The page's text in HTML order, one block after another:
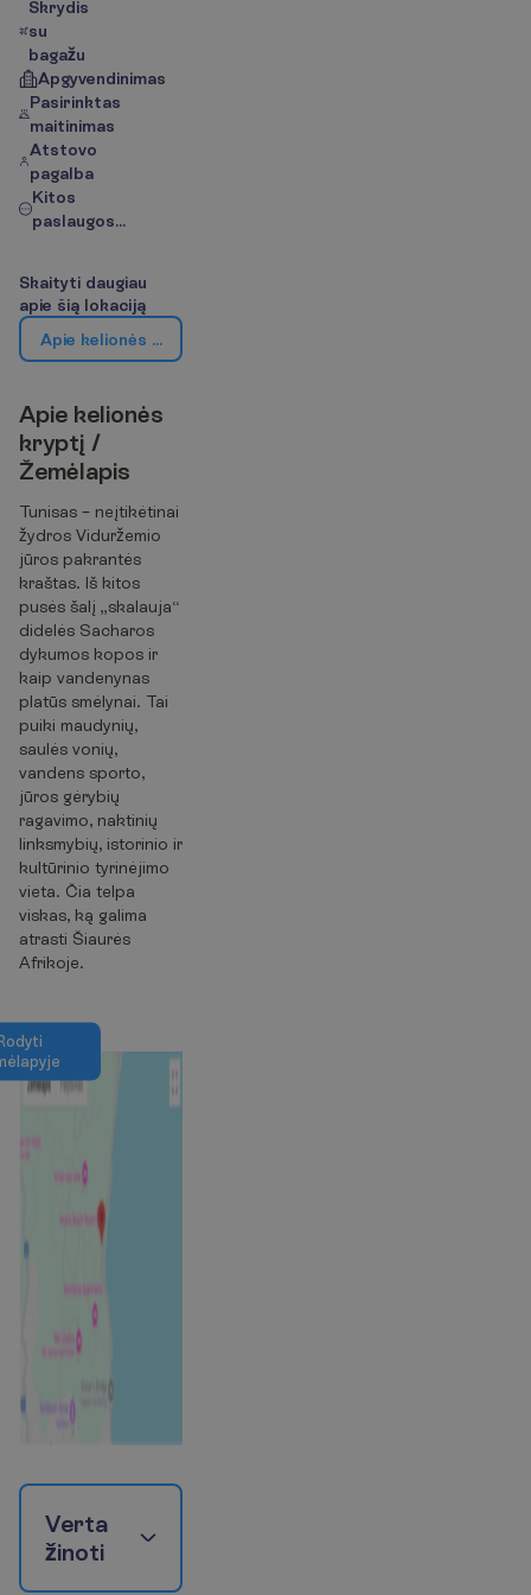
Skrydis
su
bagažu
Apgyvendinimas
Pasirinktas
maitinimas
Atstovo
pagalba
Kitos
paslaugos...
Skaityti daugiau
apie šią lokaciją
Apie kelionės kr
Apie kelionės
kryptį /
Žemėlapis
Tunisas – neįtikėtinai
žydros Viduržemio
jūros pakrantės
kraštas. Iš kitos
pusės šalį „skalauja“
didelės Sacharos
dykumos kopos ir
kaip vandenynas
platūs smėlynai. Tai
puiki maudynių,
saulės vonių,
vandens sporto,
jūros gėrybių
ragavimo, naktinių
linksmybių, istorinio ir
kultūrinio tyrinėjimo
vieta. Čia telpa
viskas, ką galima
atrasti Šiaurės
Afrikoje.
odyti
ėlapyje
Verta
žinoti